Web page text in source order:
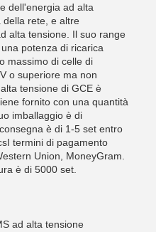
dell'energia ad alta
della rete, e altre
alta tensione. Il suo range
potenza di ricarica
massimo di celle di
o superiore ma non
tensione di GCE è
fornito con una quantità
imballaggio è di
è di 1-5 set entro
termini di pagamento
Union, MoneyGram.
è di 5000 set.
ad alta tensione